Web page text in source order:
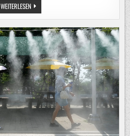
WEITERLESEN VIRUSINFEKTION:
MEHR
ALS
240
FÄLLE
VON
WEST-
NIL-
FIEBER
IN
EUROPA